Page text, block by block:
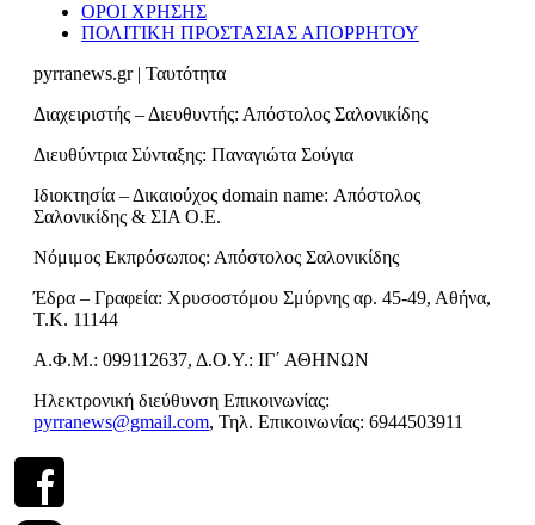
ΟΡΟΙ ΧΡΗΣΗΣ
ΠΟΛΙΤΙΚΗ ΠΡΟΣΤΑΣΙΑΣ ΑΠΟΡΡΗΤΟΥ
pyrranews.gr | Ταυτότητα
Διαχειριστής – Διευθυντής: Απόστολος Σαλονικίδης
Διευθύντρια Σύνταξης: Παναγιώτα Σούγια
Ιδιοκτησία – Δικαιούχος domain name: Απόστολος
Σαλονικίδης & ΣΙΑ Ο.Ε.
Νόμιμος Εκπρόσωπος: Απόστολος Σαλονικίδης
Έδρα – Γραφεία: Χρυσοστόμου Σμύρνης αρ. 45-49, Αθήνα,
Τ.Κ. 11144
Α.Φ.Μ.: 099112637, Δ.Ο.Υ.: ΙΓ΄ ΑΘΗΝΩΝ
Ηλεκτρονική διεύθυνση Επικοινωνίας:
pyrranews@gmail.com, Τηλ. Επικοινωνίας: 6944503911